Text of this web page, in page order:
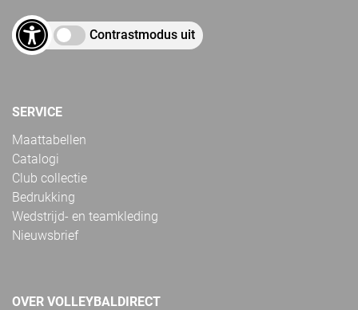
Contrastmodus uit
SERVICE
Maattabellen
Catalogi
Club collectie
Bedrukking
Wedstrijd- en teamkleding
Nieuwsbrief
OVER VOLLEYBALDIRECT